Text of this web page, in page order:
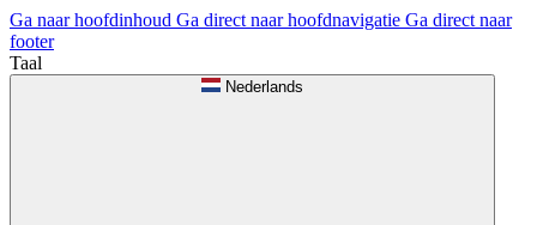
Ga naar hoofdinhoud Ga direct naar hoofdnavigatie Ga direct naar
footer
Taal
Nederlands